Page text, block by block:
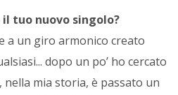
tuo nuovo singolo?
a un giro armonico creato
dopo un po’ ho cercato
mia storia, è passato un